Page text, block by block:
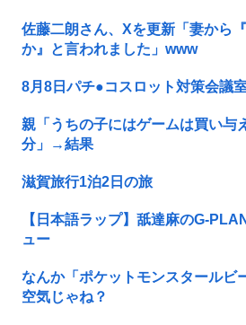
佐藤二朗さん、Xを更新「妻から
か』と言われました」www
8月8日パチ●コスロット対策会議
親「うちの子にはゲームは買い与
分」→結果
滋賀旅行1泊2日の旅
【日本語ラップ】舐達麻のG-
ュー
なんか「ポケットモンスタールビ
空気じゃね？